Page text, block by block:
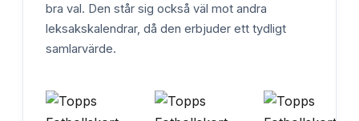
bra val. Den står sig också väl mot andra
leksakskalendrar, då den erbjuder ett tydligt
samlarvärde.